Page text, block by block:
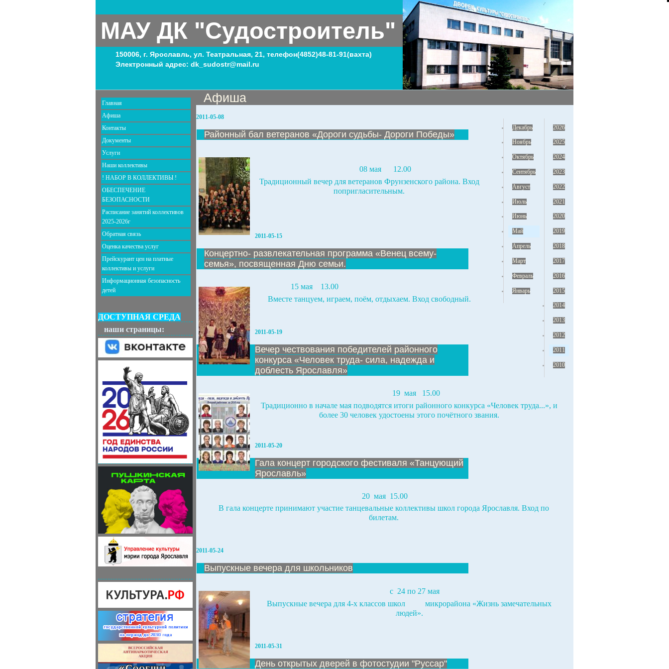
МАУ ДК "Судостроитель"
150006, г. Ярославль, ул. Театральная, 21, телефон(4852)48-81-91(вахта)
Электронный адрес: dk_sudostr@mail.ru
Главная
Афиша
Контакты
Документы
Услуги
Наши коллективы
! НАБОР В КОЛЛЕКТИВЫ !
ОБЕСПЕЧЕНИЕ
БЕЗОПАСНОСТИ
Расписание занятий коллективов
2025-2026г
Обратная связь
Оценка качества услуг
Прейскурант цен на платные
коллективы и услуги
Информационная безопасность
детей
ДОСТУПНАЯ СРЕДА
наши страницы:
Афиша
2026
2025
2024
2023
2022
2021
2020
2019
2018
2017
2016
2015
2014
2013
2012
2011
2010
Декабрь
Ноябрь
Октябрь
Сентябрь
Август
Июль
Июнь
Май
Апрель
Март
Февраль
Январь
2011-05-08
Районный бал ветеранов «Дороги судьбы- Дороги Победы»
08 мая
12.00
Традиционный вечер для ветеранов Фрунзенского района. Вход
попригласительным.
2011-05-15
Концертно- развлекательная программа «Венец всему-
семья», посвященная Дню семьи.
15 мая
13.00
Вместе танцуем, играем, поём, отдыхаем. Вход свободный.
2011-05-19
Вечер чествования победителей районного
конкурса «Человек труда- сила, надежда и
доблесть Ярославля»
19 мая
15.00
Традиционно в начале мая подводятся итоги районного конкурса «Человек труда...», и
более 30 человек удостоены этого почётного звания.
2011-05-20
Гала концерт городского фестиваля «Танцующий
Ярославль»
20 мая 15.00
В гала концерте принимают участие танцевальные коллективы школ города Ярославля. Вход по
билетам.
2011-05-24
Выпускные вечера для школьников
с 24 по 27 мая
Выпускные вечера для 4-х классов школ
микрорайона «Жизнь замечательных
людей».
2011-05-31
День открытых дверей в фотостудии "Руссар"